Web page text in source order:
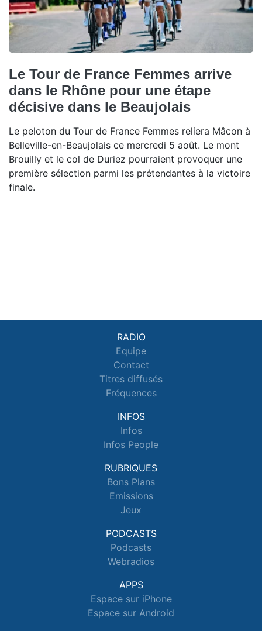
Le Tour de France Femmes arrive
dans le Rhône pour une étape
décisive dans le Beaujolais
Le peloton du Tour de France Femmes reliera Mâcon à
Belleville-en-Beaujolais ce mercredi 5 août. Le mont
Brouilly et le col de Duriez pourraient provoquer une
première sélection parmi les prétendantes à la victoire
finale.
RADIO
Equipe
Contact
Titres diffusés
Fréquences
INFOS
Infos
Infos People
RUBRIQUES
Bons Plans
Emissions
Jeux
PODCASTS
Podcasts
Webradios
APPS
Espace sur iPhone
Espace sur Android